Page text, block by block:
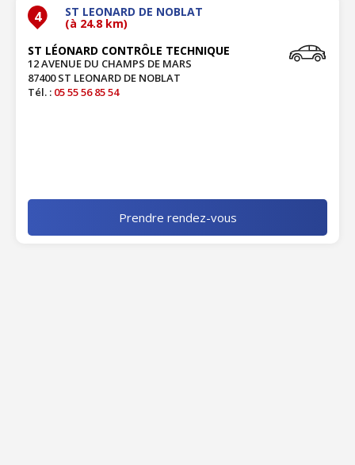
4 ST LEONARD DE NOBLAT
(à 24.8 km)
ST LÉONARD CONTRÔLE TECHNIQUE
12 AVENUE DU CHAMPS DE MARS
87400 ST LEONARD DE NOBLAT
Tél. : 05 55 56 85 54
Prendre rendez-vous